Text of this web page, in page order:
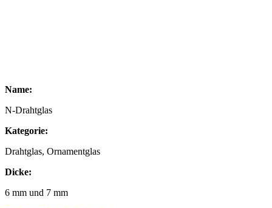
Name:
N-Drahtglas
Kategorie:
Drahtglas, Ornamentglas
Dicke:
6 mm und 7 mm